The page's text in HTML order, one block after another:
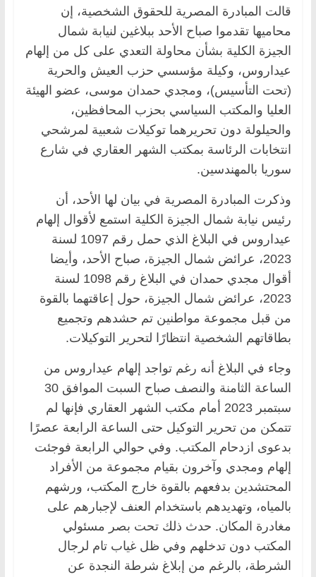
قالت المبادرة المصرية للحقوق الشخصية، إن
محاميها تقدموا صباح الأحد ببلاغين لنيابة شمال
الجيزة الكلية بشأن محاولة التعدي على كل من إلهام
عيداروس، وكيلة مؤسسي حزب العيش والحرية
(تحت التأسيس)، ومجدي حمدان موسى، عضو الهيئة
العليا والمكتب السياسي بحزب المحافظين،
والحيلولة دون تحريرهما توكيلات شعبية لمرشحي
انتخابات الرئاسة بمكتب الشهر العقاري في شارع
سوريا بالمهندسين.
وذكرت المبادرة المصرية في بيان لها الأحد، أن
رئيس نيابة شمال الجيزة الكلية استمع لأقوال إلهام
عيداروس في البلاغ الذي حمل رقم 1097 لسنة
2023، عرائض شمال الجيزة، صباح الأحد، وأيضا
أقوال مجدي حمدان في البلاغ رقم 1098 لسنة
2023، عرائض شمال الجيزة، حول إعاقتهما بالقوة
من قبل مجموعة مواطنين تم حشدهم وتجميع
بطاقاتهم الشخصية انتظارًا لتحرير التوكيلات.
وجاء في البلاغ أنه رغم تواجد إلهام عيداروس من
الساعة الثامنة والنصف صباح السبت الموافق 30
سبتمبر 2023 أمام مكتب الشهر العقاري فإنها لم
تتمكن من تحرير التوكيل حتى الساعة الرابعة عصرًا
بدعوى ازدحام المكتب. وفي حوالي الرابعة فوجئت
إلهام ومجدي وآخرون بقيام مجموعة من الأفراد
المحتشدين بدفعهم بالقوة خارج المكتب، ورشهم
بالمياه، وتهديدهم باستخدام العنف لإجبارهم على
مغادرة المكان. حدث ذلك تحت بصر مسئولي
المكتب دون تدخلهم وفي ظل غياب تام لرجال
الشرطة، بالرغم من إبلاغ شرطة النجدة عن